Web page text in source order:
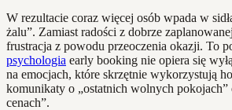
W rezultacie coraz więcej osób wpada w
żalu”. Zamiast radości z dobrze
frustracja z powodu przeoczenia okazji. To
psychologia early booking nie opiera się
na emocjach, które skrzętnie wykorzystują
komunikaty o „ostatnich wolnych pokojach”
cenach”.